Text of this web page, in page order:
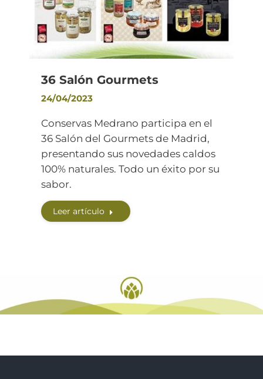
36 Salón Gourmets
24/04/2023
Conservas Medrano participa en el
36 Salón del Gourmets de Madrid,
presentando sus novedades caldos
100% naturales. Todo un éxito por su
sabor.
Leer artículo